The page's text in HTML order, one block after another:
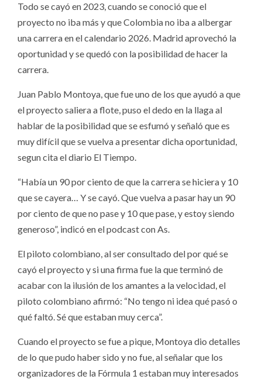
Todo se cayó en 2023, cuando se conoció que el
proyecto no iba más y que Colombia no iba a albergar
una carrera en el calendario 2026. Madrid aprovechó la
oportunidad y se quedó con la posibilidad de hacer la
carrera.
Juan Pablo Montoya, que fue uno de los que ayudó a que
el proyecto saliera a flote, puso el dedo en la llaga al
hablar de la posibilidad que se esfumó y señaló que es
muy difícil que se vuelva a presentar dicha oportunidad,
segun cita el diario El Tiempo.
“Había un 90 por ciento de que la carrera se hiciera y 10
que se cayera… Y se cayó. Que vuelva a pasar hay un 90
por ciento de que no pase y 10 que pase, y estoy siendo
generoso”, indicó en el podcast con As.
El piloto colombiano, al ser consultado del por qué se
cayó el proyecto y si una firma fue la que terminó de
acabar con la ilusión de los amantes a la velocidad, el
piloto colombiano afirmó: “No tengo ni idea qué pasó o
qué faltó. Sé que estaban muy cerca”.
Cuando el proyecto se fue a pique, Montoya dio detalles
de lo que pudo haber sido y no fue, al señalar que los
organizadores de la Fórmula 1 estaban muy interesados